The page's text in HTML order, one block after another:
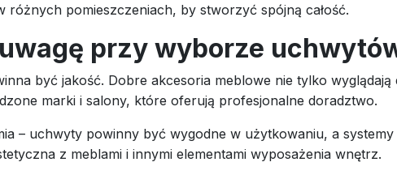
różnych pomieszczeniach, by stworzyć spójną całość.
przy wyborze
być jakość. Dobre akcesoria meblowe nie tylko
marki i salony, które oferują profesjonalne doradztwo.
– uchwyty powinny być wygodne w użytkowaniu, a
z meblami i innymi elementami wyposażenia wnętrz.